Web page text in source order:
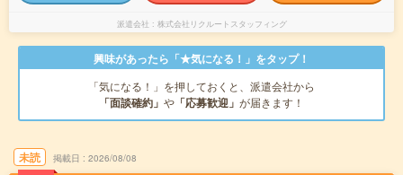
派遣会社 株式会社リクルートスタッフィング
興味があったら「★気になる！」をタップ！
「気になる！」を押しておくと、派遣会社から
「面談確約」 や 「応募歓迎」 が届きます！
未読 掲載日 2026/08/08